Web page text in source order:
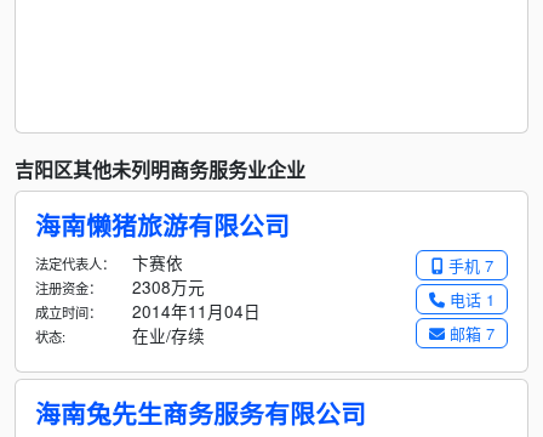
吉阳区其他未列明商务服务业企业
海南懒猪旅游有限公司
手机 7
电话 1
邮箱 7
法定代表人： 卞赛依
注册资金： 2308万元
成立时间： 2014年11月04日
状态: 在业/存续
海南兔先生商务服务有限公司